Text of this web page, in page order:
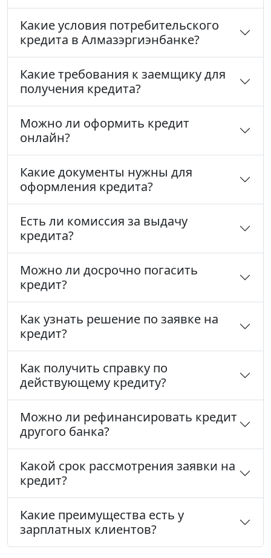
Какие условия потребительского
кредита в Алмазэргиэнбанке?
Какие требования к заемщику для
получения кредита?
Можно ли оформить кредит
онлайн?
Какие документы нужны для
оформления кредита?
Есть ли комиссия за выдачу
кредита?
Можно ли досрочно погасить
кредит?
Как узнать решение по заявке на
кредит?
Как получить справку по
действующему кредиту?
Можно ли рефинансировать кредит
другого банка?
Какой срок рассмотрения заявки на
кредит?
Какие преимущества есть у
зарплатных клиентов?